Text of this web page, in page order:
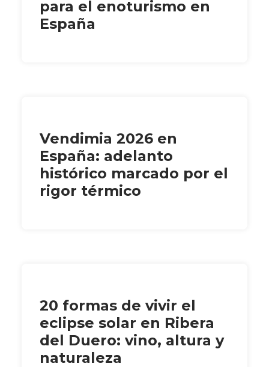
para el enoturismo en
España
Vendimia 2026 en
España: adelanto
histórico marcado por el
rigor térmico
20 formas de vivir el
eclipse solar en Ribera
del Duero: vino, altura y
naturaleza